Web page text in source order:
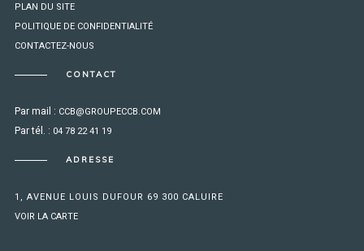
PLAN DU SITE
POLITIQUE DE CONFIDENTIALITÉ
CONTACTEZ-NOUS
CONTACT
Par mail : CCB@GROUPECCB.COM
Par tél. : 04 78 22 41 19
ADRESSE
1, AVENUE LOUIS DUFOUR 69 300 CALUIRE
VOIR LA CARTE